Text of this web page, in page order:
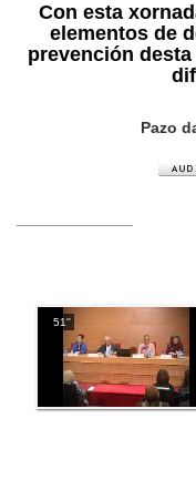
Con esta
elementos de
prevención
Pazo
51''